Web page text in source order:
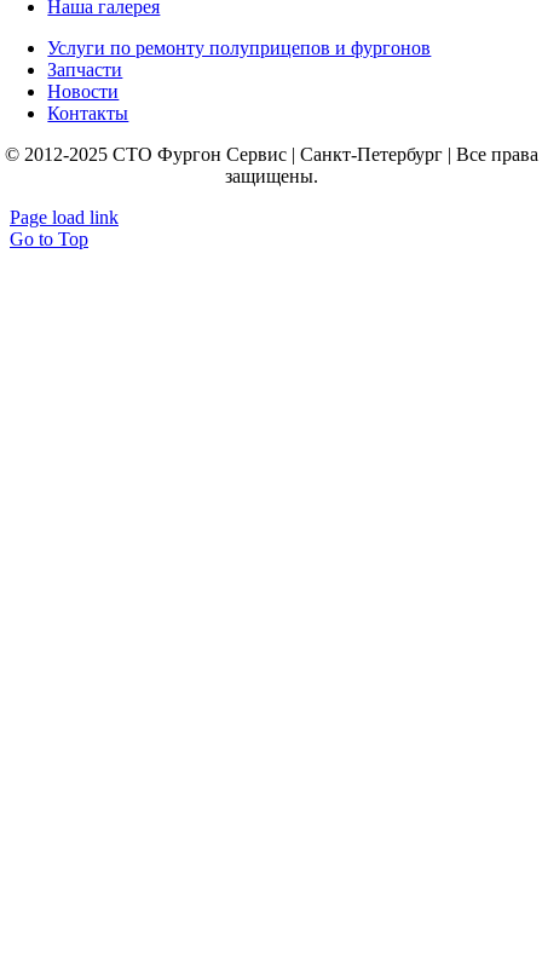
Наша галерея
Услуги по ремонту полуприцепов и фургонов
Запчасти
Новости
Контакты
© 2012-2025 СТО Фургон Сервис | Санкт-Петербург | Все права
защищены.
Page load link
Go to Top